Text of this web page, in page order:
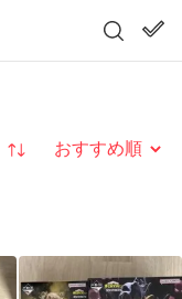
並び替え